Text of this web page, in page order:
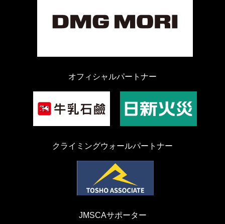
オフィシャルパートナー
クライミングウォールパートナー
JMSCAサポーター